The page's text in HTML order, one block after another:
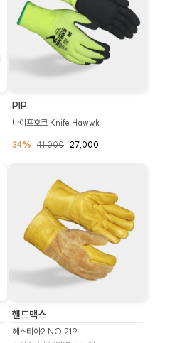
PIP
나이프호크 Knife Hawwk
34% 41,000 27,000
핸드맥스
헤스티아2 NO.219